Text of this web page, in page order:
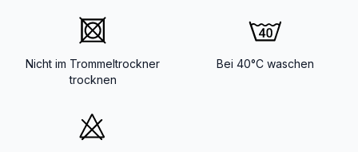
Nicht im Trommeltrockner
trocknen
Bei 40°C waschen